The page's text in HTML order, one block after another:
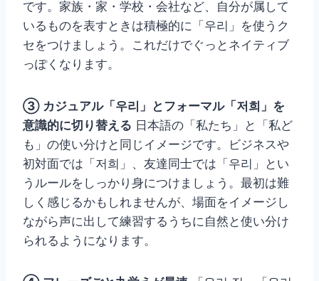
です。家族・家・学校・会社など、自分が属して
いるものを表すときは積極的に「우리」を使うク
セをつけましょう。これだけでぐっとネイティブ
っぽくなります。
③ カジュアル「우리」とフォーマル「저희」を
意識的に切り替える 日本語の「私たち」と「私ど
も」の使い分けと同じイメージです。ビジネスや
初対面では「저희」、友達同士では「우리」とい
うルールをしっかり身につけましょう。最初は難
しく感じるかもしれませんが、場面をイメージし
ながら声に出して練習するうちに自然と使い分け
られるようになります。